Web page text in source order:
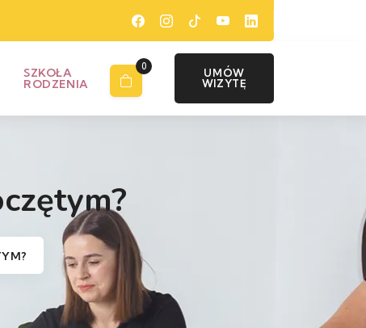
SZKOŁA
RODZENIA
0
UMÓW
WIZYTĘ